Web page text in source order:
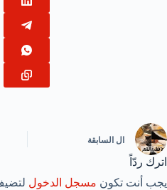
ال السابقة
اترك ردّاً
يجب أنت تكون مسجل الدخول